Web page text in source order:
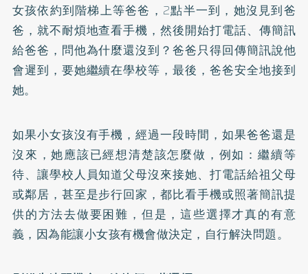
女孩依約到階梯上等爸爸，2點半一到，她沒見到爸
爸，就不耐煩地查看手機，然後開始打電話、傳簡訊
給爸爸，問他為什麼還沒到？爸爸只得回傳簡訊說他
會遲到，要她繼續在學校等，最後，爸爸安全地接到
她。
如果小女孩沒有手機，經過一段時間，如果爸爸還是
沒來，她應該已經想清楚該怎麼做，例如：繼續等
待、讓學校人員知道父母沒來接她、打電話給祖父母
或鄰居，甚至是步行回家，都比看手機或照著簡訊提
供的方法去做要困難，但是，這些選擇才真的有意
義，因為能讓小女孩有機會做決定，自行解決問題。